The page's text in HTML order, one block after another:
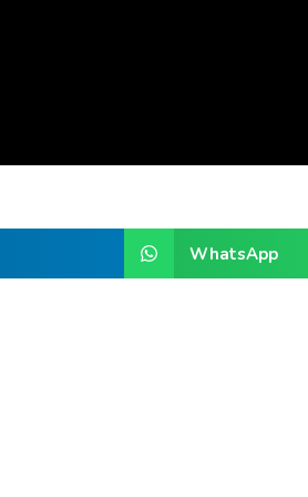
WhatsApp